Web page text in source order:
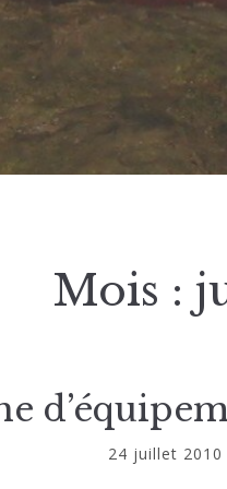
Mois :
24 juillet 2010